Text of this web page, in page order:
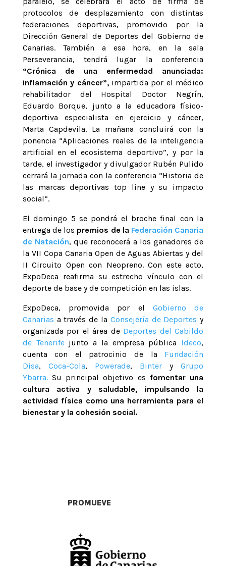
protocolos de desplazamiento con distintas
federaciones deportivas, promovido por la
Dirección General de Deportes del Gobierno de
Canarias. También a esa hora, en la sala
Perseverancia, tendrá lugar la conferencia
“Crónica de una enfermedad anunciada:
inflamación y cáncer”,impartida por el médico
rehabilitador del Hospital Doctor Negrín,
Eduardo Borque, junto a la educadora físico-
deportiva especialista en ejercicio y cáncer,
Marta Capdevila. La mañana concluirá con la
ponencia “Aplicaciones reales de la inteligencia
artificial en el ecosistema deportivo”, y por la
tarde, el investigador y divulgador Rubén Pulido
cerrará la jornada con la conferencia “Historia de
las marcas deportivas top line y su impacto
social”.
El domingo 5 se pondrá el broche final con la
entrega de los premios de la Federación Canaria
de Natación, que reconocerá a los ganadores de
la VII Copa Canaria Open de Aguas Abiertas y del
II Circuito Open con Neopreno. Con este acto,
ExpoDeca reafirma su estrecho vínculo con el
deporte de base y de competición en las islas.
ExpoDeca, promovida por el Gobierno de
Canarias a través de la Consejería de Deportes y
organizada por el área de Deportes del Cabildo
de Tenerifejunto a la empresa pública Ideco,
cuenta con el patrocinio de la Fundación
Disa, Coca-Cola, Powerade, Binter yGrupo
Ybarra.Su principal objetivo es fomentar una
cultura activa y saludable, impulsando la
actividad física como una herramienta para el
bienestar y la cohesión social.
PROMUEVE